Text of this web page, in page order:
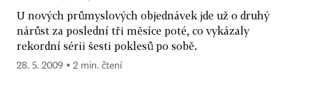
U nových průmyslových objednávek jde už o druhý
nárůst za poslední tři měsíce poté, co vykázaly
rekordní sérii šesti poklesů po sobě.
28. 5. 2009 ▪ 2 min. čtení